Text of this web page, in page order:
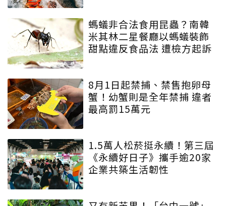
螞蟻非合法食用昆蟲？南韓
米其林二星餐廳以螞蟻裝飾
甜點違反食品法 遭檢方起訴
8月1日起禁捕、禁售抱卵母
蟹！幼蟹則是全年禁捕 違者
最高罰15萬元
1.5萬人松菸挺永續！第三屆
《永續好日子》攜手逾20家
企業共築生活韌性